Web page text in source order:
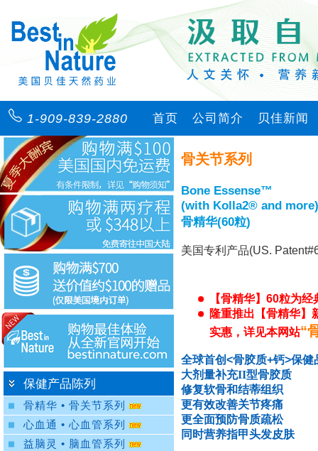
1-909-839-2880 首页 公司简介 贝佳新闻
骨关节系列
Bone Essense™
(with Kolla2® and more)
骨精华(60粒)
美国专利产品(US.
【骨精华】60粒为
隆重推出【骨精华】
实惠，详见本网站“
全球首创<骨胶质+钙>保健
大剂量补充II型骨胶质
修复软骨和结蒂组织
更有效改善关节疼痛
更全面预防骨质疏松
同时营养指甲头发皮肤
保健产品陈列
骨精华 • 骨关节系列
心血通 • 心血管系列
益脑灵 • 脑血管系列